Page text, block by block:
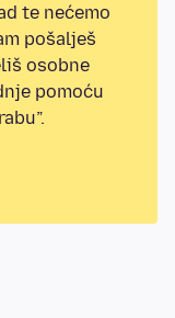
te nećemo
pošalješ
osobne
pomoću